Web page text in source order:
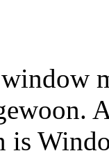
window
is